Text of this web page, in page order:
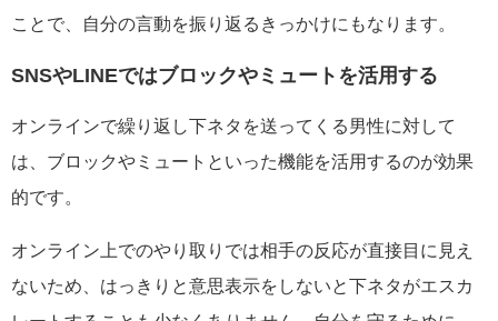
ことで、自分の言動を振り返るきっかけにもなります。
SNSやLINEではブロックやミュートを活用する
オンラインで繰り返し下ネタを送ってくる男性に対して
は、ブロックやミュートといった機能を活用するのが効果
的です。
オンライン上でのやり取りでは相手の反応が直接目に見え
ないため、はっきりと意思表示をしないと下ネタがエスカ